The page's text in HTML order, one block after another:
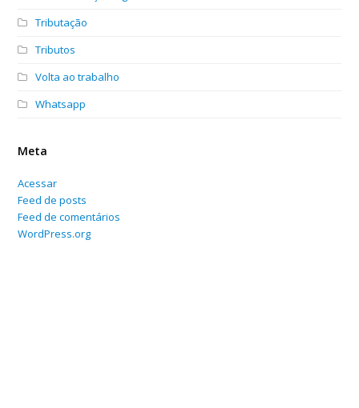
Tributação
Tributos
Volta ao trabalho
Whatsapp
Meta
Acessar
Feed de posts
Feed de comentários
WordPress.org